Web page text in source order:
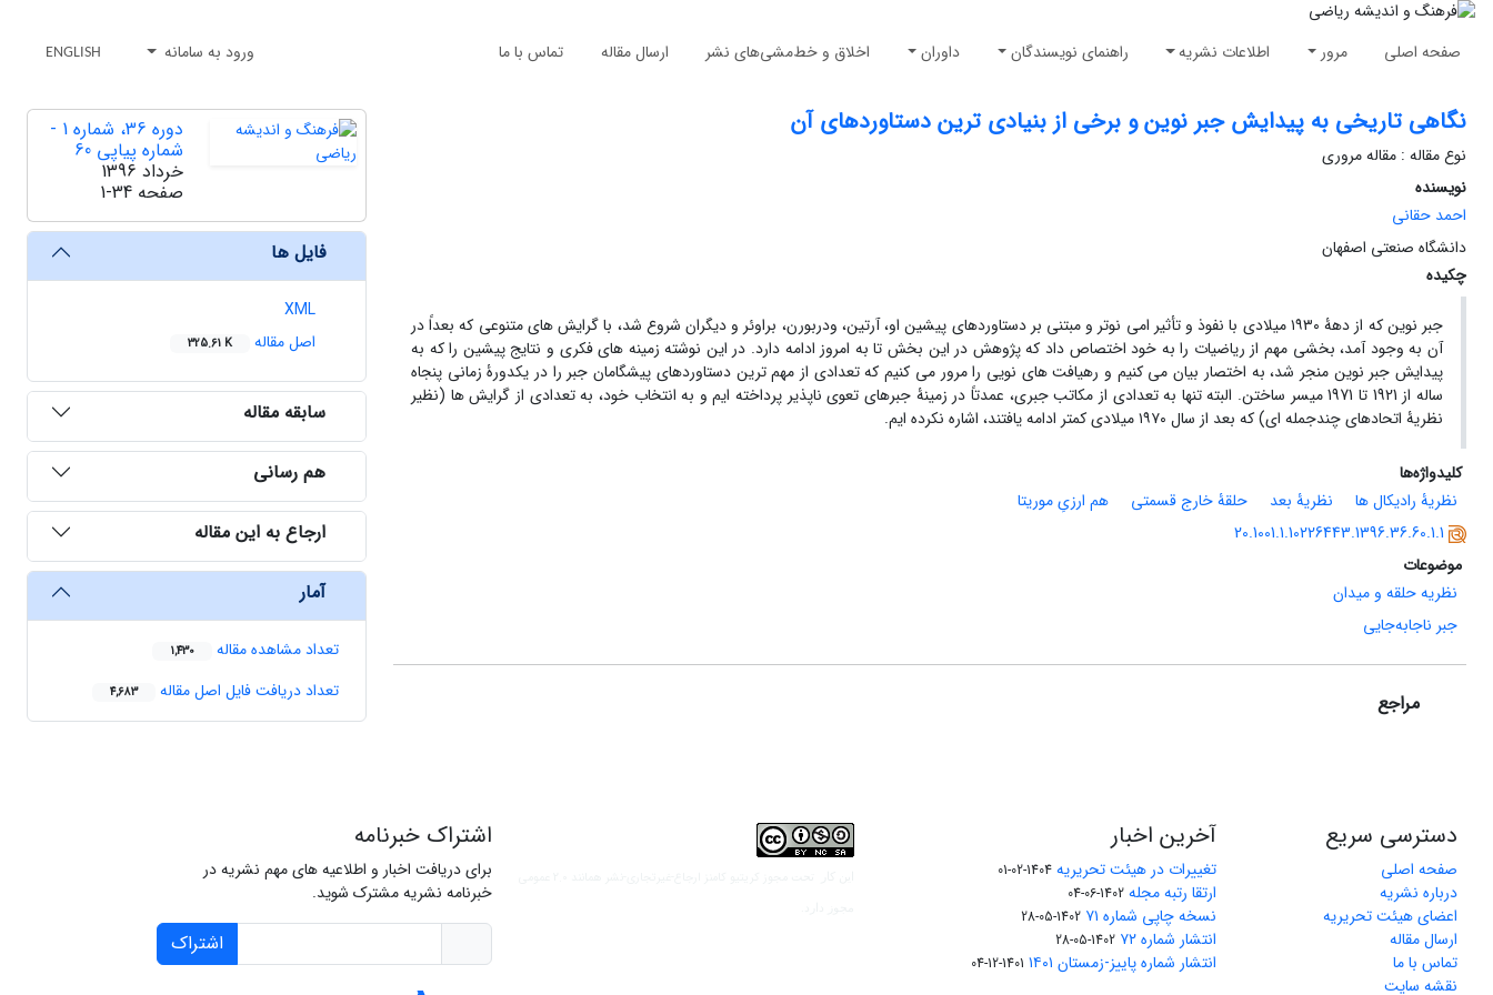
صفحه اصلی مرور اطلاعات نشریه راهنمای نویسندگان داوران اخلاق و خط‌مشی‌های نشر ارسال مقاله تماس با ما ورود به سامانه ENGLISH
نگاهی تاریخی به پیدایش جبر نوین و برخی از بنیادی ترین دستاوردهای آن
نوع مقاله : مقاله مروری
نویسنده
احمد حقانی
دانشگاه صنعتی اصفهان
چکیده
جبر نوین که از دهۀ ١٩٣٠ میلادی با نفوذ و تأثیر امی نوتر و مبتنی بر دستاوردهای پیشین او، آرتین، ودربورن، براوئر و دیگران شروع شد، با گرایش های متنوعی که بعداً در
آن به وجود آمد، بخشی مهم از ریاضیات را به خود اختصاص داد که پژوهش در این بخش تا به امروز ادامه دارد. در این نوشته زمینه های فکری و نتایج پیشین را که به
پیدایش جبر نوین منجر شد، به اختصار بیان می کنیم و رهیافت های نویی را مرور می کنیم که تعدادی از مهم ترین دستاوردهای پیشگامان جبر را در یکدورۀ زمانی پنجاه
ساله از 1921 تا 1971 میسر ساختن. البته تنها به تعدادی از مکاتب جبری، عمدتاً در زمینۀ جبرهای تعوی ناپذیر پرداخته ایم و به انتخاب خود، به تعدادی از گرایش ها (نظیر
نظریۀ اتحادهای چندجمله ای) که بعد از سال ١٩٧٠ میلادی کمتر ادامه یافتند، اشاره نکرده ایم.
کلیدواژه‌ها
نظریۀ رادیکال ها
نظریۀ بعد حلقۀ خارج قسمتی
هم ارزیِ موریتا
20.1001.1.10226443.1396.36.60.1.1
موضوعات
نظریه حلقه و میدان
جبر ناجابه‌جایی
مراجع
دوره 36، شماره 1 -
شماره پیاپی 60
خرداد 1396
صفحه 1-34
فایل ها
XML
اصل مقاله
325.61 K
سابقه مقاله
هم رسانی
ارجاع به این مقاله
آمار
تعداد مشاهده مقاله 1,430
تعداد دریافت فایل اصل مقاله 4,683
دسترسی سریع
صفحه اصلی
درباره نشریه
اعضای هیئت تحریریه
ارسال مقاله
تماس با ما
نقشه سایت
آخرین اخبار
تغییرات در هیئت تحریریه 1404-02-01
ارتقا رتبه مجله 1402-06-04
نسخه چاپی شماره ۷۱ 1402-05-28
انتشار شماره ۷۲ 1402-05-28
انتشار شماره پاییز-زمستان ۱۴۰۱ 1401-12-04
اشتراک خبرنامه
برای دریافت اخبار و اطلاعیه های مهم نشریه در
خبرنامه نشریه مشترک شوید.
اشتراک